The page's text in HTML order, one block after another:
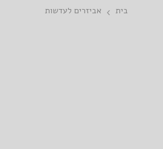
בית אביזרים לעדשות